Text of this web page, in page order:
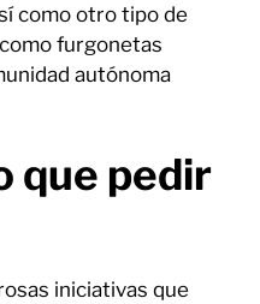
como otro tipo de
furgonetas
autónoma
que pedir
iniciativas que